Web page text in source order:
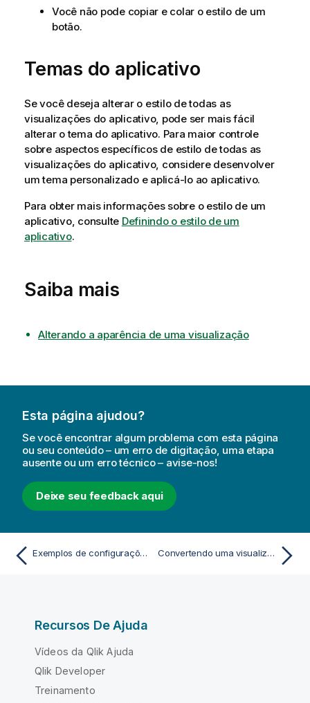
Você não pode copiar e colar o estilo de um
botão.
Temas do aplicativo
Se você deseja alterar o estilo de todas as
visualizações do aplicativo, pode ser mais fácil
alterar o tema do aplicativo. Para maior controle
sobre aspectos específicos de estilo de todas as
visualizações do aplicativo, considere desenvolver
um tema personalizado e aplicá-lo ao aplicativo.
Para obter mais informações sobre o estilo de um
aplicativo, consulte Definindo o estilo de um
aplicativo.
Saiba mais
Alterando a aparência de uma visualização
Esta página ajudou?
Se você encontrar algum problema com esta página
ou seu conteúdo – um erro de digitação, uma etapa
ausente ou um erro técnico – avise-nos!
Deixe seu feedback aqui
Exemplos de configurações de cor de visualização Convertendo uma visualização em outro tipo de visualização
Recursos De Ajuda
Vídeos da Qlik Ajuda
Qlik Developer
Treinamento